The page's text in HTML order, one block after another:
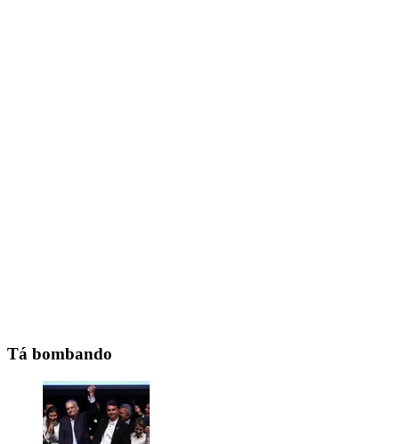
Tá bombando